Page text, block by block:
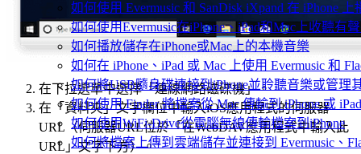
如何使用 Evermusic 和 SanDisk iXpand 在 iPhone
如何使用Evermusic在iPhone、iPad和Mac上收聽有
如何播放儲存在iPhone或Mac上的本機音樂
如何在 iPhone、iPad 或 Mac 上使用 Evermusic 和
如何將USB隨身碟連接到iPhone並聆聽音樂或管理
如何使用 Finder 將檔案從 Mac 傳輸到 iPhone 或 iPad
如何使用WiFi-Drive從電腦無線傳輸檔案到iPhone
如何將檔案上傳到雲端儲存並連接到 Evermusic、
在下拉選單中選擇「連線網路磁碟機」。
在「資料夾」文字欄位中輸入iOS應用程式的伺服器
URL（伺服器URL位於「在WebDAV應用程式中輸入此
URL」文字下方）。